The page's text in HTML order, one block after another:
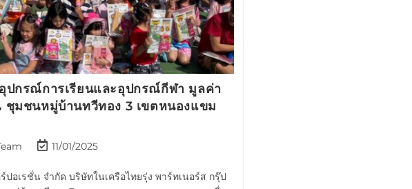
ปกรณ์การเรียนและอุปกรณ์กีฬา มูลค่า
ชุมชนหมู่บ้านทวีทอง 3 เขตหนองแขม
11/01/2025
ปอเรชั่น จำกัด บริษัทในเครือไทยรุ่ง พาร์ทเนอร์ส กรุ๊ป